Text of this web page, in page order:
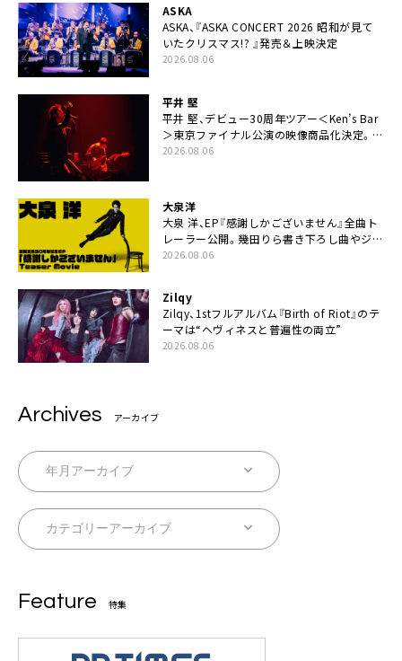
ASKA
ASKA、『ASKA CONCERT 2026 昭和が見て
いたクリスマス!? 』発売＆上映決定
2026.08.06
平井 堅
平井 堅、デビュー30周年ツアー＜Ken’s Bar
＞東京ファイナル公演の映像商品化決定。ブ
ックレットには平井堅のメッセージ掲載も
2026.08.06
大泉洋
大泉 洋、EP『感謝しかございません』全曲ト
レーラー公開。幾田りら書き下ろし曲やジャ
ズピアニスト・小曽根真による提供曲のレコ
2026.08.06
Zilqy
Zilqy、1stフルアルバム『Birth of Riot』のテ
ーマは“ヘヴィネスと普遍性の両立”
2026.08.06
Archives アーカイブ
Feature 特集